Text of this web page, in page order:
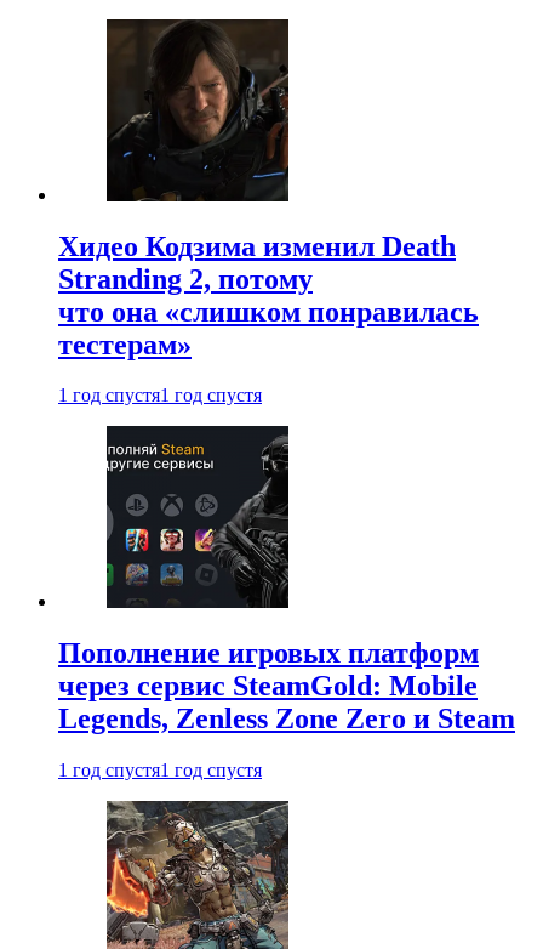
Хидео Кодзима изменил Death
Stranding 2, потому
что она «слишком понравилась
тестерам»
1 год спустя1 год спустя
Пополнение игровых платформ
через сервис SteamGold: Mobile
Legends, Zenless Zone Zero и Steam
1 год спустя1 год спустя